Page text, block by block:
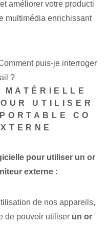
améliorer votre producti
multimédia enrichissant
puis-je interroger
?
UTILISER
CO
pour utiliser un or
externe :
de nos appareils,
de pouvoir utiliser un or